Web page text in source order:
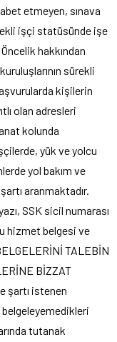
etmeyen, sınava
işçi statüsünde işe
hakkından
sürekli
kişilerin
olan adresleri
kolunda
yük ve yolcu
yol bakım ve
aranmaktadır.
SSK sicil numarası
hizmet belgesi ve
TALEBİN
BİZZAT
şartı istenen
tutanak